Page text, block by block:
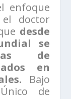
enfoque
el doctor
desde
se
de
en
Bajo
de